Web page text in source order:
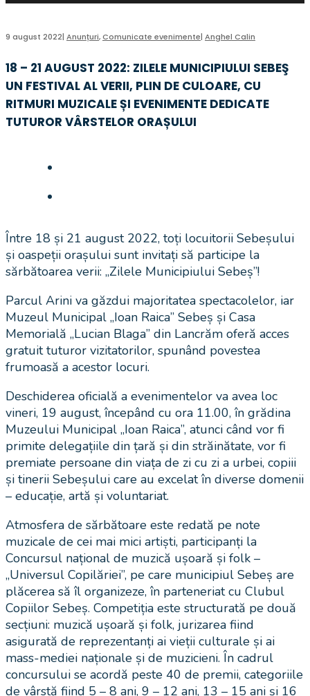
9 august 2022| Anunțuri,Comunicate evenimente| Anghel Calin
18 – 21 AUGUST 2022: ZILELE MUNICIPIULUI SEBEŞ
UN FESTIVAL AL VERII, PLIN DE CULOARE, CU
RITMURI MUZICALE ȘI EVENIMENTE DEDICATE
TUTUROR VÂRSTELOR ORAȘULUI
Între 18 și 21 august 2022, toți locuitorii Sebeșului
și oaspeții orașului sunt invitați să participe la
sărbătoarea verii: „Zilele Municipiului Sebeș”!
Parcul Arini va găzdui majoritatea spectacolelor, iar
Muzeul Municipal „Ioan Raica” Sebeș și Casa
Memorială „Lucian Blaga” din Lancrăm oferă acces
gratuit tuturor vizitatorilor, spunând povestea
frumoasă a acestor locuri.
Deschiderea oficială a evenimentelor va avea loc
vineri, 19 august, începând cu ora 11.00, în grădina
Muzeului Municipal „Ioan Raica”, atunci când vor fi
primite delegațiile din țară și din străinătate, vor fi
premiate persoane din viața de zi cu zi a urbei, copiii
și tinerii Sebeșului care au excelat în diverse domenii
– educație, artă și voluntariat.
Atmosfera de sărbătoare este redată pe note
muzicale de cei mai mici artiști, participanți la
Concursul național de muzică ușoară și folk –
„Universul Copilăriei”, pe care municipiul Sebeș are
plăcerea să îl organizeze, în parteneriat cu Clubul
Copiilor Sebeș. Competiția este structurată pe două
secțiuni: muzică ușoară și folk, jurizarea fiind
asigurată de reprezentanți ai vieții culturale și ai
mass-mediei naționale și de muzicieni. În cadrul
concursului se acordă peste 40 de premii, categoriile
de vârstă fiind 5 – 8 ani, 9 – 12 ani, 13 – 15 ani și 16